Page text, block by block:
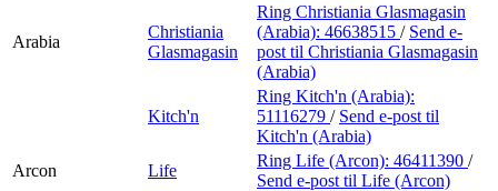
Arabia
Christiania
Glasmagasin
Ring Christiania Glasmagasin
(Arabia): 46638515 / Send e-
post til Christiania Glasmagasin
(Arabia)
Kitch'n
Ring Kitch'n (Arabia):
51116279 / Send e-post til
Kitch'n (Arabia)
Arcon
Life
Ring Life (Arcon): 46411390 /
Send e-post til Life (Arcon)